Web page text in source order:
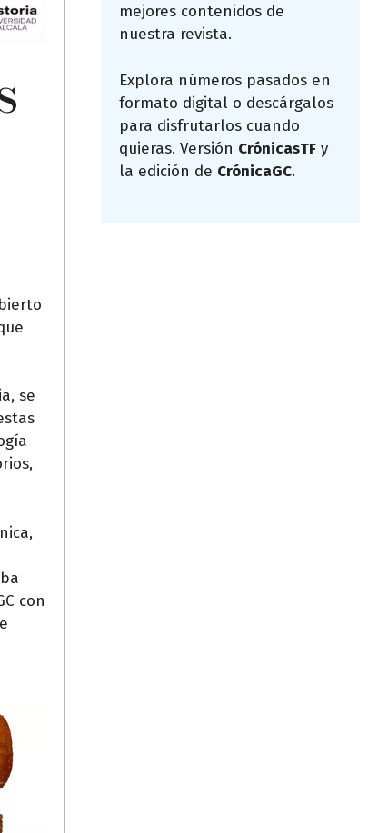
se
con
mejores contenidos de
nuestra revista.
Explora números pasados en
formato digital o descárgalos
para disfrutarlos cuando
quieras. Versión CrónicasTF y
la edición de CrónicaGC.